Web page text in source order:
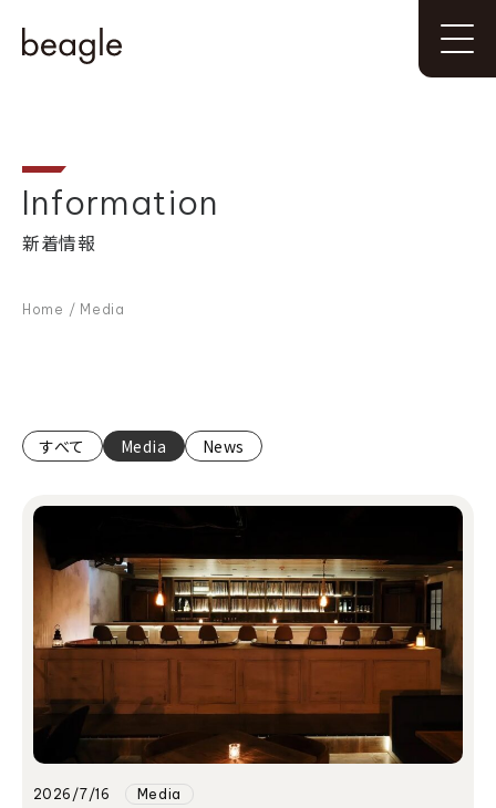
Information
新着情報
Home / Media
すべて Media News
2026/7/16 Media